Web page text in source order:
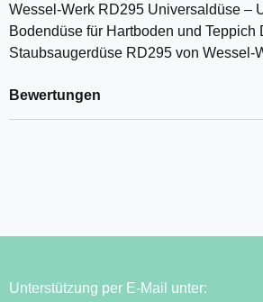
Wessel-Werk RD295 Universaldüse –
Bodendüse für Hartboden und Teppich
Staubsaugerdüse RD295 von Wessel-
Bewertungen
Unterstützung per E-Mail unter: